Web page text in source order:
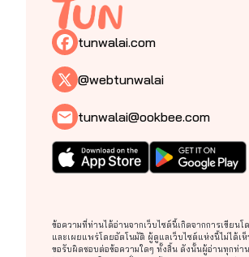
tunwalai.com
@webtunwalai
tunwalai@ookbee.com
ข้อความที่ท่านได้อ่านจากเว็บไซต์นี้เกิดจากการเขียน
และเผยแพร่โดยอัตโนมัติ ผู้ดูแลเว็บไซต์แห่งนี้ไม่ได้เ
ขอรับผิดชอบต่อข้อความใดๆ ทั้งสิ้น ดังนั้นผู้อ่านทุกท่า